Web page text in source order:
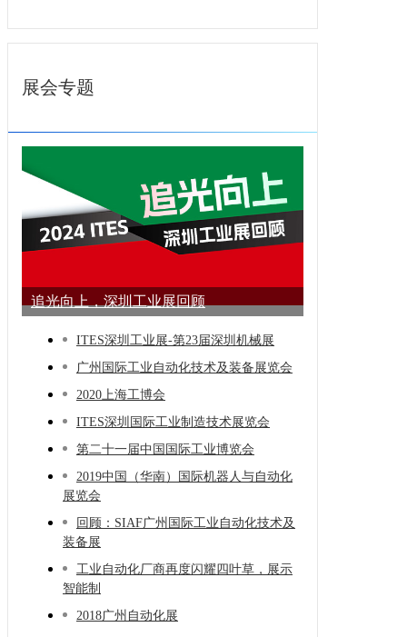
展会专题
追光向上，深圳工业展回顾
ITES深圳工业展-第23届深圳机械展
广州国际工业自动化技术及装备展览会
2020上海工博会
ITES深圳国际工业制造技术展览会
第二十一届中国国际工业博览会
2019中国（华南）国际机器人与自动化
展览会
回顾：SIAF广州国际工业自动化技术及
装备展
工业自动化厂商再度闪耀四叶草，展示
智能制
2018广州自动化展